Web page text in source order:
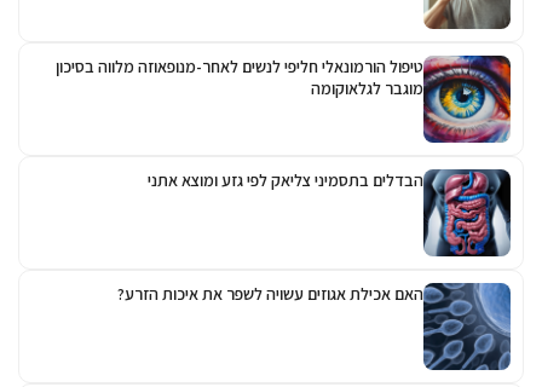
טיפול הורמונאלי חליפי לנשים לאחר-מנופאוזה מלווה בסיכון
מוגבר לגלאוקומה
הבדלים בתסמיני צליאק לפי גזע ומוצא אתני
האם אכילת אגוזים עשויה לשפר את איכות הזרע?